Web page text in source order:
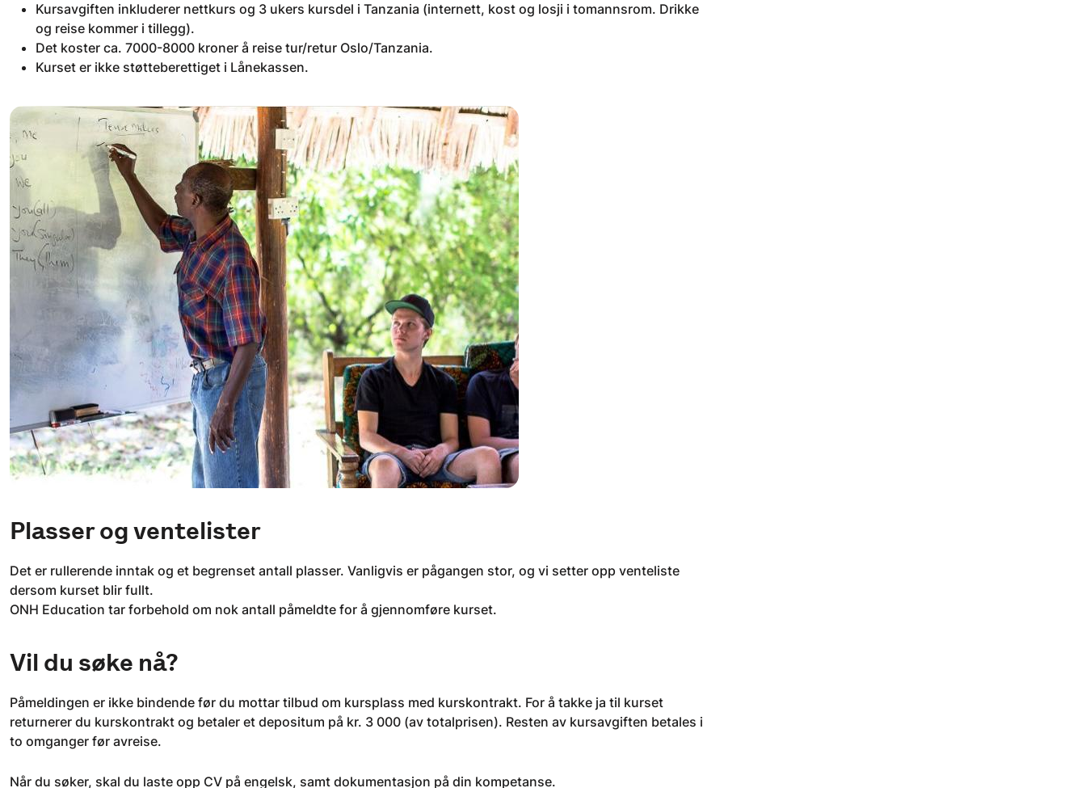
Kursavgiften inkluderer nettkurs og 3 ukers kursdel i Tanzania (internett, kost og losji i tomannsrom. Drikke
og reise kommer i tillegg).
Det koster ca. 7000-8000 kroner å reise tur/retur Oslo/Tanzania.
Kurset er ikke støtteberettiget i Lånekassen.
Plasser og ventelister
Det er rullerende inntak og et begrenset antall plasser. Vanligvis er pågangen stor, og vi setter opp venteliste
dersom kurset blir fullt.
ONH Education tar forbehold om nok antall påmeldte for å gjennomføre kurset.
Vil du søke nå?
Påmeldingen er ikke bindende før du mottar tilbud om kursplass med kurskontrakt. For å takke ja til kurset
returnerer du kurskontrakt og betaler et depositum på kr. 3 000 (av totalprisen). Resten av kursavgiften betales i
to omganger før avreise.
Når du søker, skal du laste opp CV på engelsk, samt dokumentasjon på din kompetanse.